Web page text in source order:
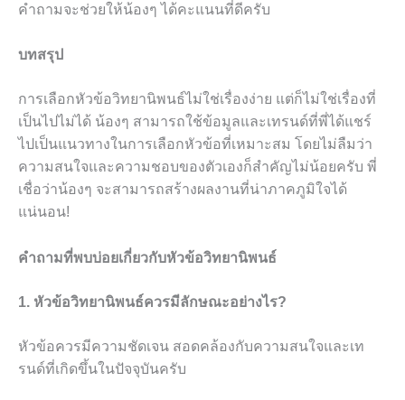
คำถามจะช่วยให้น้องๆ ได้คะแนนที่ดีครับ
บทสรุป
การเลือกหัวข้อวิทยานิพนธ์ไม่ใช่เรื่องง่าย แต่ก็ไม่ใช่เรื่องที่
เป็นไปไม่ได้ น้องๆ สามารถใช้ข้อมูลและเทรนด์ที่พี่ได้แชร์
ไปเป็นแนวทางในการเลือกหัวข้อที่เหมาะสม โดยไม่ลืมว่า
ความสนใจและความชอบของตัวเองก็สำคัญไม่น้อยครับ พี่
เชื่อว่าน้องๆ จะสามารถสร้างผลงานที่น่าภาคภูมิใจได้
แน่นอน!
คำถามที่พบบ่อยเกี่ยวกับหัวข้อวิทยานิพนธ์
1. หัวข้อวิทยานิพนธ์ควรมีลักษณะอย่างไร?
หัวข้อควรมีความชัดเจน สอดคล้องกับความสนใจและเท
รนด์ที่เกิดขึ้นในปัจจุบันครับ